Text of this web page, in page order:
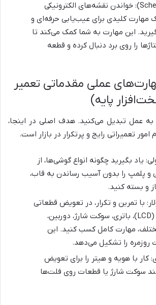
نقشه‌خوانی (Schematics): خواندن نقشه‌های الکترونیکی
مهارت کلیدی برای عیب‌یابی حرفه‌ای و
این مهارت به شما کمک می‌کند تا
را روی برد دنبال کرده و قطعه
عملی مقدماتی تعمیر
پایه)
به عمل تبدیل می‌کنید. هدف اصلی در اینجا،
تعمیراتی رایج و پرتکرار در بازار است.
یاد بگیرید چگونه انواع گوشی‌ها، از
پلمپ را بدون آسیب رساندن به قاب،
و بسته کنید.
با تمرین و تکرار، در تعویض قطعاتی
مانند صفحه نمایش (LCD)، باتری، سوکت شارژ، دوربین،
مهارت کامل کسب کنید. این
را تشکیل می‌دهد.
کار با هویه و هیتر را برای تعویض
سوکت شارژ یا قطعات روی فلت‌ها